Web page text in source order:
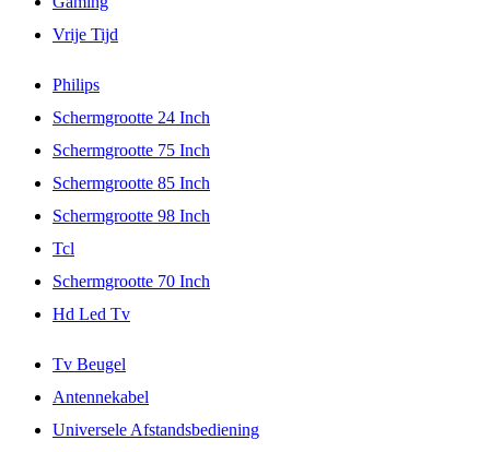
Vrije Tijd
Philips
Schermgrootte 24 Inch
Schermgrootte 75 Inch
Schermgrootte 85 Inch
Schermgrootte 98 Inch
Tcl
Schermgrootte 70 Inch
Hd Led Tv
Tv Beugel
Antennekabel
Universele Afstandsbediening